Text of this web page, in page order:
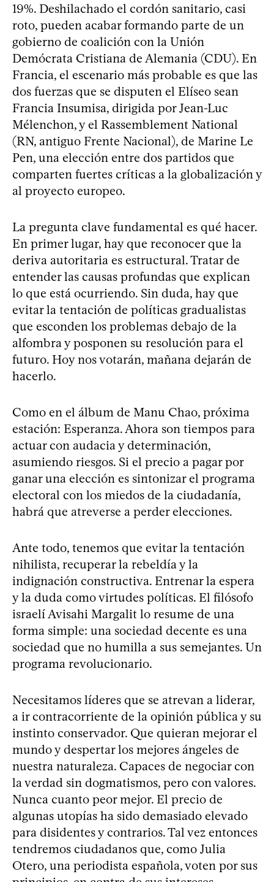
19%. Deshilachado el cordón sanitario, casi
roto, pueden acabar formando parte de un
gobierno de coalición con la Unión
Demócrata Cristiana de Alemania (CDU). En
Francia, el escenario más probable es que las
dos fuerzas que se disputen el Elíseo sean
Francia Insumisa, dirigida por Jean-Luc
Mélenchon, y el Rassemblement National
(RN, antiguo Frente Nacional), de Marine Le
Pen, una elección entre dos partidos que
comparten fuertes críticas a la globalización y
al proyecto europeo.
La pregunta clave fundamental es qué hacer.
En primer lugar, hay que reconocer que la
deriva autoritaria es estructural. Tratar de
entender las causas profundas que explican
lo que está ocurriendo. Sin duda, hay que
evitar la tentación de políticas gradualistas
que esconden los problemas debajo de la
alfombra y posponen su resolución para el
futuro. Hoy nos votarán, mañana dejarán de
hacerlo.
Como en el álbum de Manu Chao, próxima
estación: Esperanza. Ahora son tiempos para
actuar con audacia y determinación,
asumiendo riesgos. Si el precio a pagar por
ganar una elección es sintonizar el programa
electoral con los miedos de la ciudadanía,
habrá que atreverse a perder elecciones.
Ante todo, tenemos que evitar la tentación
nihilista, recuperar la rebeldía y la
indignación constructiva. Entrenar la espera
y la duda como virtudes políticas. El filósofo
israelí Avisahi Margalit lo resume de una
forma simple: una sociedad decente es una
sociedad que no humilla a sus semejantes. Un
programa revolucionario.
Necesitamos líderes que se atrevan a liderar,
a ir contracorriente de la opinión pública y su
instinto conservador. Que quieran mejorar el
mundo y despertar los mejores ángeles de
nuestra naturaleza. Capaces de negociar con
la verdad sin dogmatismos, pero con valores.
Nunca cuanto peor mejor. El precio de
algunas utopías ha sido demasiado elevado
para disidentes y contrarios. Tal vez entonces
tendremos ciudadanos que, como Julia
Otero, una periodista española, voten por sus